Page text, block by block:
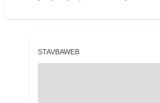
STAVBAWEB